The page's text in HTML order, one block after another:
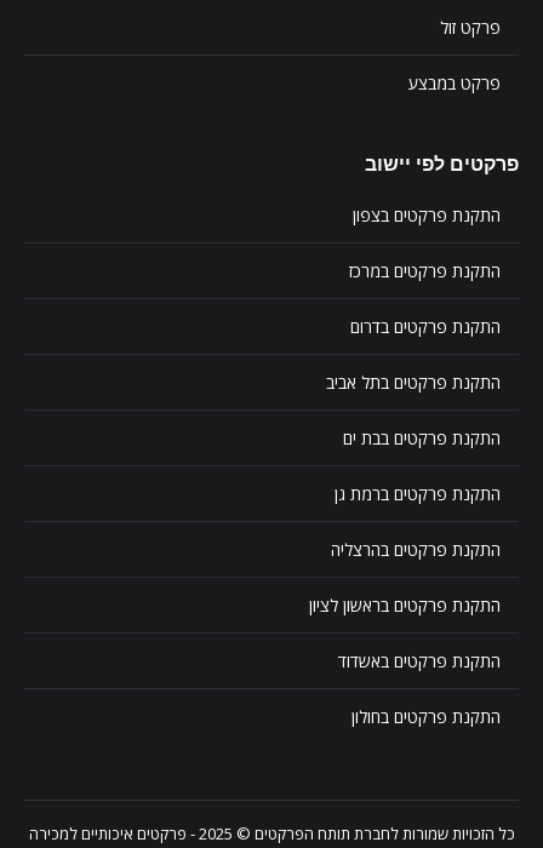
פרקט זול
פרקט במבצע
פרקטים לפי יישוב
התקנת פרקטים בצפון
התקנת פרקטים במרכז
התקנת פרקטים בדרום
התקנת פרקטים בתל אביב
התקנת פרקטים בבת ים
התקנת פרקטים ברמת גן
התקנת פרקטים בהרצליה
התקנת פרקטים בראשון לציון
התקנת פרקטים באשדוד
התקנת פרקטים בחולון
כל הזכויות שמורות לחברת תותח הפרקטים © 2025 - פרקטים איכותיים למכירה